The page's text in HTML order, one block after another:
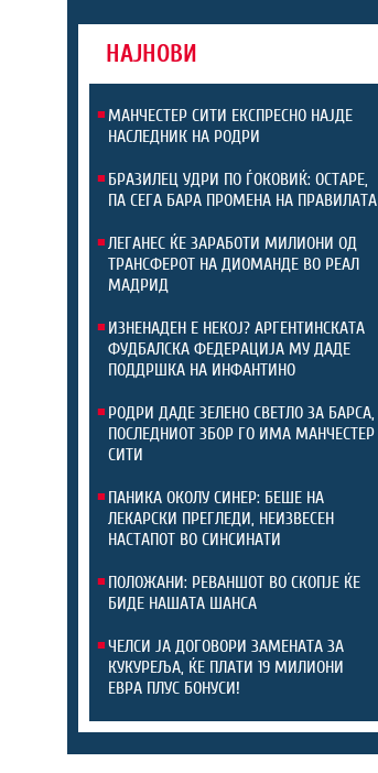
НАЈНОВИ
МАНЧЕСТЕР СИТИ ЕКСПРЕСНО НАЈДЕ
НАСЛЕДНИК НА РОДРИ
БРАЗИЛЕЦ УДРИ ПО ЃОКОВИЌ: ОСТАРЕ,
ПА СЕГА БАРА ПРОМЕНА НА ПРАВИЛАТА
ЛЕГАНЕС ЌЕ ЗАРАБОТИ МИЛИОНИ ОД
ТРАНСФЕРОТ НА ДИОМАНДЕ ВО РЕАЛ
МАДРИД
ИЗНЕНАДЕН Е НЕКОЈ? АРГЕНТИНСКАТА
ФУДБАЛСКА ФЕДЕРАЦИЈА МУ ДАДЕ
ПОДДРШКА НА ИНФАНТИНО
РОДРИ ДАДЕ ЗЕЛЕНО СВЕТЛО ЗА БАРСА,
ПОСЛЕДНИОТ ЗБОР ГО ИМА МАНЧЕСТЕР
СИТИ
ПАНИКА ОКОЛУ СИНЕР: БЕШЕ НА
ЛЕКАРСКИ ПРЕГЛЕДИ, НЕИЗВЕСЕН
НАСТАПОТ ВО СИНСИНАТИ
ПОЛОЖАНИ: РЕВАНШОТ ВО СКОПЈЕ ЌЕ
БИДЕ НАШАТА ШАНСА
ЧЕЛСИ ЈА ДОГОВОРИ ЗАМЕНАТА ЗА
КУКУРЕЉА, ЌЕ ПЛАТИ 19 МИЛИОНИ
ЕВРА ПЛУС БОНУСИ!